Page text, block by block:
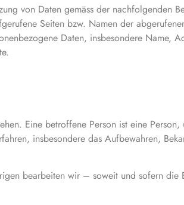
von Daten gemäss der nachfolgenden
Seiten bzw. Namen der
Daten, insbesondere Name,
Eine betroffene Person ist eine
insbesondere das Aufbewahren,
bearbeiten wir – soweit und sofern die